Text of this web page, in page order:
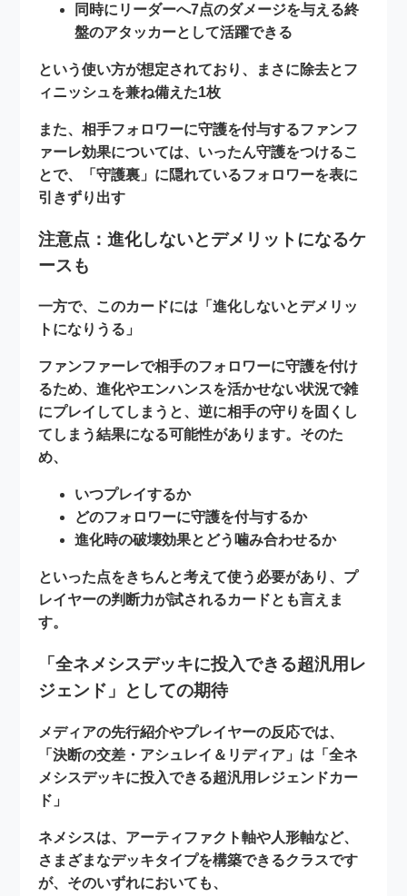
同時にリーダーへ7点のダメージを与える終
盤のアタッカーとして活躍できる
という使い方が想定されており、まさに除去とフ
ィニッシュを兼ね備えた1枚
また、相手フォロワーに守護を付与するファンフ
ァーレ効果については、いったん守護をつけるこ
とで、
「守護裏」に隠れているフォロワーを表に
引きずり出す
注意点：進化しないとデメリットになるケ
ースも
一方で、このカードには 「進化しないとデメリッ
トになりうる」
ファンファーレで相手のフォロワーに守護を付け
るため、進化やエンハンスを活かせない状況で雑
にプレイしてしまうと、逆に相手の守りを固くし
てしまう結果になる可能性があります。そのた
め、
いつプレイするか
どのフォロワーに守護を付与するか
進化時の破壊効果とどう噛み合わせるか
といった点をきちんと考えて使う必要があり、プ
レイヤーの判断力が試されるカードとも言えま
す。
「全ネメシスデッキに投入できる超汎用レ
ジェンド」としての期待
メディアの先行紹介やプレイヤーの反応では、
「決断の交差・アシュレイ＆リディア」は 「全ネ
メシスデッキに投入できる超汎用レジェンドカー
ド」
ネメシスは、アーティファクト軸や人形軸など、
さまざまなデッキタイプを構築できるクラスです
が、そのいずれにおいても、